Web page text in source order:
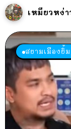
เหมียวหง่า
สยามเมืองยิ้ม